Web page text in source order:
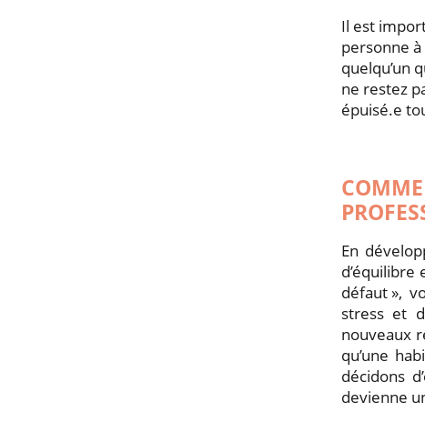
Il est
personne
quelqu’un
ne restez
épuisé.e
En
défaut »,
stress et
nouveaux
qu’une
décidons
devienne